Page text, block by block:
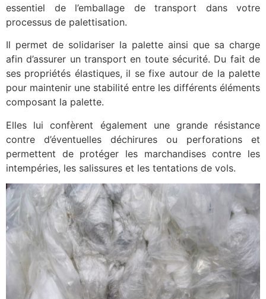
essentiel de l’emballage de transport dans votre
processus de palettisation.
Il permet de solidariser la palette ainsi que sa charge
afin d’assurer un transport en toute sécurité. Du fait de
ses propriétés élastiques, il se fixe autour de la palette
pour maintenir une stabilité entre les différents éléments
composant la palette.
Elles lui confèrent également une grande résistance
contre d’éventuelles déchirures ou perforations et
permettent de protéger les marchandises contre les
intempéries, les salissures et les tentations de vols.